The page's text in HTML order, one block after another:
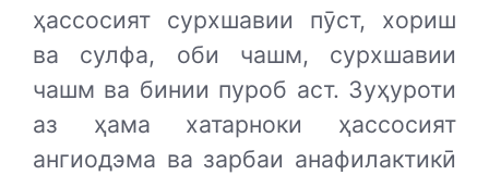
ҳассосият сурхшавии пӯст, хориш
ва сулфа, оби чашм, сурхшавии
чашм ва бинии пуроб аст. Зуҳуроти
аз ҳама хатарноки ҳассосият
ангиодэма ва зарбаи анафилактикӣ